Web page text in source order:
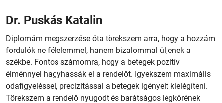
Dr. Puskás Katalin
Diplomám megszerzése óta törekszem arra, hogy a hozzám
fordulók ne félelemmel, hanem bizalommal üljenek a
székbe. Fontos számomra, hogy a betegek pozitív
élménnyel hagyhassák el a rendelőt. Igyekszem maximális
odafigyeléssel, precizitással a betegek igényeit kielégíteni.
Törekszem a rendelő nyugodt és barátságos légkörének